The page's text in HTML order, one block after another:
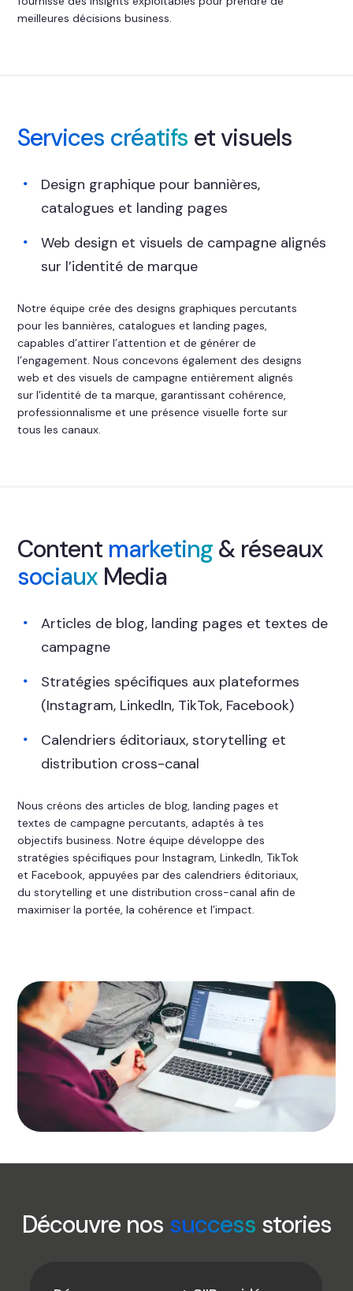
meilleures décisions business.
Services créatifs et visuels
Design graphique pour bannières,
catalogues et landing pages
Web design et visuels de campagne alignés
sur l’identité de marque
Notre équipe crée des designs graphiques percutants
pour les bannières, catalogues et landing pages,
capables d’attirer l’attention et de générer de
l’engagement. Nous concevons également des designs
web et des visuels de campagne entièrement alignés
sur l’identité de ta marque, garantissant cohérence,
professionnalisme et une présence visuelle forte sur
tous les canaux.
Content marketing & réseaux
sociaux Media
Articles de blog, landing pages et textes de
campagne
Stratégies spécifiques aux plateformes
(Instagram, LinkedIn, TikTok, Facebook)
Calendriers éditoriaux, storytelling et
distribution cross-canal
Nous créons des articles de blog, landing pages et
textes de campagne percutants, adaptés à tes
objectifs business. Notre équipe développe des
stratégies spécifiques pour Instagram, LinkedIn, TikTok
et Facebook, appuyées par des calendriers éditoriaux,
du storytelling et une distribution cross-canal afin de
maximiser la portée, la cohérence et l’impact.
Découvre nos success stories